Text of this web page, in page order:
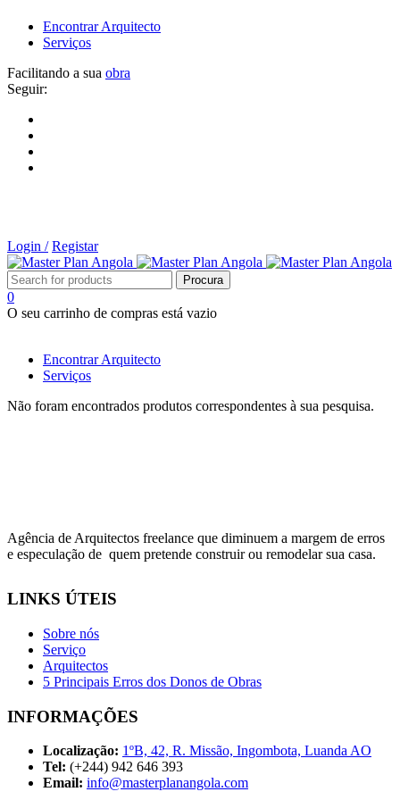
Encontrar Arquitecto
Serviços
Facilitando a sua obra
Seguir:
Login / Registar
0
O seu carrinho de compras está vazio
Encontrar Arquitecto
Serviços
Não foram encontrados produtos correspondentes à sua pesquisa.
Agência de Arquitectos freelance que diminuem a margem de erros
e especulação de quem pretende construir ou remodelar sua casa.
LINKS ÚTEIS
Sobre nós
Serviço
Arquitectos
5 Principais Erros dos Donos de Obras
INFORMAÇÕES
Localização: 1ºB, 42, R. Missão, Ingombota, Luanda AO
Tel: (+244) 942 646 393
Email: info@masterplanangola.com